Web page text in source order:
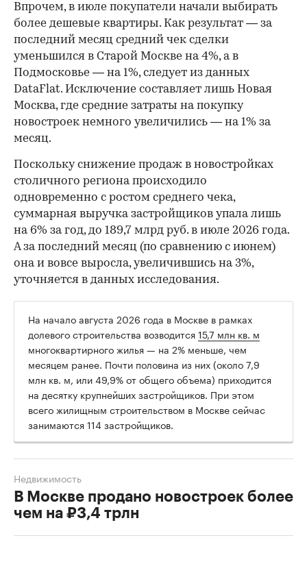
Впрочем, в июле покупатели начали выбирать
более дешевые квартиры. Как результат — за
последний месяц средний чек сделки
уменьшился в Старой Москве на 4%, а в
Подмосковье — на 1%, следует из данных
DataFlat. Исключение составляет лишь Новая
Москва, где средние затраты на покупку
новостроек немного увеличились — на 1% за
месяц.
Поскольку снижение продаж в новостройках
столичного региона происходило
одновременно с ростом среднего чека,
суммарная выручка застройщиков упала лишь
на 6% за год, до 189,7 млрд руб. в июле 2026 года.
А за последний месяц (по сравнению с июнем)
она и вовсе выросла, увеличившись на 3%,
уточняется в данных исследования.
На начало августа 2026 года в Москве в рамках
долевого строительства возводится15,7 млн кв. м
многоквартирного жилья — на 2% меньше, чем
месяцем ранее. Почти половина из них (около 7,9
млн кв. м, или 49,9% от общего объема) приходится
на десятку крупнейших застройщиков. При этом
всего жилищным строительством в Москве сейчас
занимаются 114 застройщиков.
В Москве продано новостроек более
чем на ₽3,4 трлн
Недвижимость